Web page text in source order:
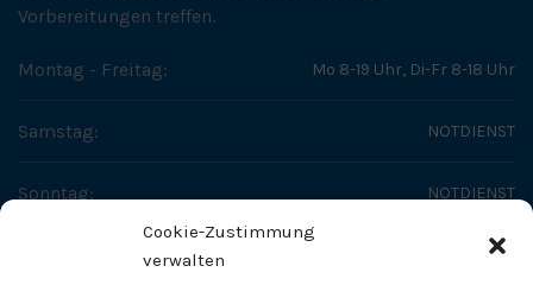
Cookie-Zustimmung
verwalten
Vorbereitungen treffen.
Montag - Freitag: Mo 8-19 Uhr, Di-Fr 8-18 Uhr
Samstag: NOTDIENST
Sonntag: NOTDIENST
SO ERREICHEN SIE UNS